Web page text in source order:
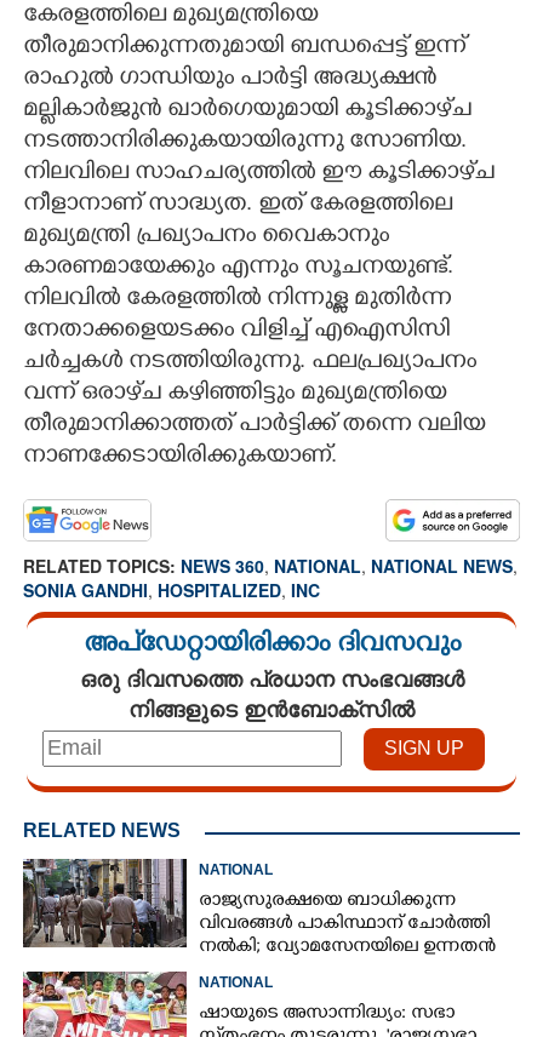
കേരളത്തിലെ മുഖ്യമന്ത്രിയെ
തീരുമാനിക്കുന്നതുമായി ബന്ധപ്പെട്ട് ഇന്ന്
രാഹുൽ ഗാന്ധിയും പാർട്ടി അദ്ധ്യക്ഷൻ
മല്ലികാർജുൻ ഖാർഗെയുമായി കൂടിക്കാഴ്‌ച
നടത്താനിരിക്കുകയായിരുന്നു സോണിയ.
നിലവിലെ സാഹചര്യത്തിൽ ഈ കൂടിക്കാഴ്‌ച
നീളാനാണ് സാദ്ധ്യത. ഇത് കേരളത്തിലെ
മുഖ്യമന്ത്രി പ്രഖ്യാപനം വൈകാനും
കാരണമായേക്കും എന്നും സൂചനയുണ്ട്.
നിലവിൽ കേരളത്തിൽ നിന്നുള്ള മുതിർന്ന
നേതാക്കളെയടക്കം വിളിച്ച് എഐസിസി
ചർച്ചകൾ നടത്തിയിരുന്നു. ഫലപ്രഖ്യാപനം
വന്ന് ഒരാഴ്‌ച കഴിഞ്ഞിട്ടും മുഖ്യമന്ത്രിയെ
തീരുമാനിക്കാത്തത് പാർട്ടിക്ക് തന്നെ വലിയ
നാണക്കേടായിരിക്കുകയാണ്.
RELATED TOPICS: NEWS 360, NATIONAL, NATIONAL NEWS,
SONIA GANDHI, HOSPITALIZED, INC
അപ്ഡേറ്റായിരിക്കാം ദിവസവും
ഒരു ദിവസത്തെ പ്രധാന സംഭവങ്ങൾ
നിങ്ങളുടെ ഇൻബോക്സിൽ
RELATED NEWS
NATIONAL
രാജ്യസുരക്ഷയെ ബാധിക്കുന്ന
വിവരങ്ങൾ പാകിസ്ഥാന് ചോ‌ർത്തി
നൽകി; വ്യോമസേനയിലെ ഉന്നതൻ
NATIONAL
ഷായുടെ അസാന്നിദ്ധ്യം: സഭാ